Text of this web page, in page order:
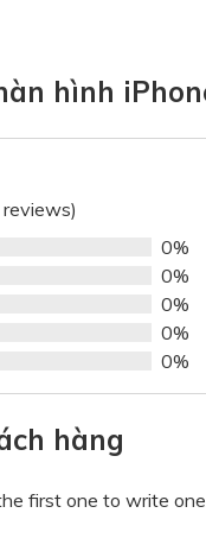
hình
0%
0%
0%
0%
0%
hàng
first one to write